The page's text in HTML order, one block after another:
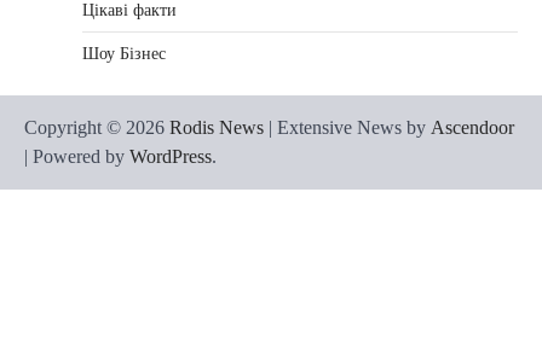
Цікаві факти
Шоу Бізнес
Copyright © 2026 Rodis News | Extensive News by Ascendoor
| Powered by WordPress.